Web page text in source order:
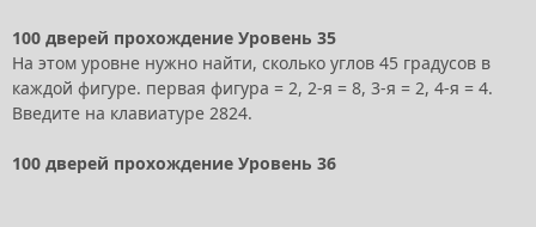
100 дверей прохождение Уровень 35
На этом уровне нужно найти, сколько углов 45 градусов в
каждой фигуре. первая фигура = 2, 2-я = 8, 3-я = 2, 4-я = 4.
Введите на клавиатуре 2824.
100 дверей прохождение Уровень 36